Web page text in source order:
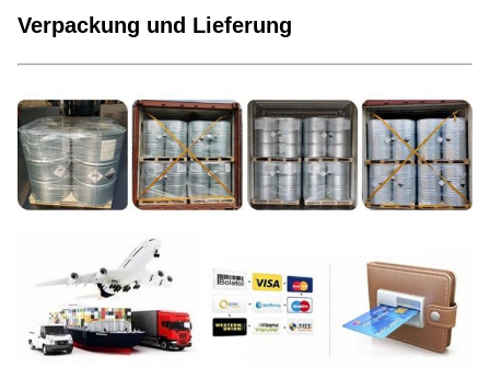
Verpackung und Lieferung